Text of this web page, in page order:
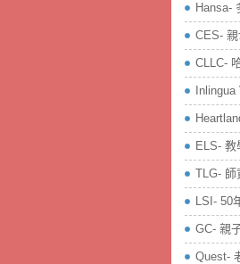
Hansa-
CES-
CLLC-
ELS-
TLG- 師
LSI- 50
GC- 親
Quest-